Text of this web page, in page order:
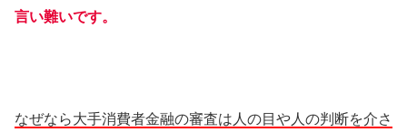
言い難いです。
なぜなら大手消費者金融の審査は人の目や人の判断を介さ